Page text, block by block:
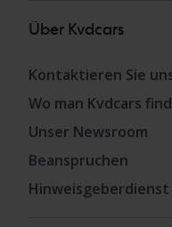
Über Kvdcars
Kontaktieren Sie
Wo man Kvdcars
Unser Newsroom
Beanspruchen
Hinweisgeberdienst